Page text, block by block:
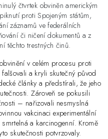
čtvrtek obviněn americkým
proti Spojeným státům,
záznamů ve federálních
či ničení dokumentů a z
těchto trestných činů.
v celém procesu proti
a kryli skutečný původ
články a předstírali, že jeho
Zároveň se pokusili
– nařizovali nesmyslná
vakcinaci experimentální
a karcinogenní. Kromě
skutečnosti potvrzovaly.